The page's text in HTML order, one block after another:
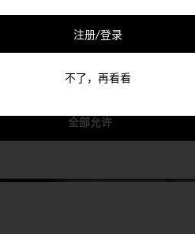
全部允许
注册/登录
不了，再看看